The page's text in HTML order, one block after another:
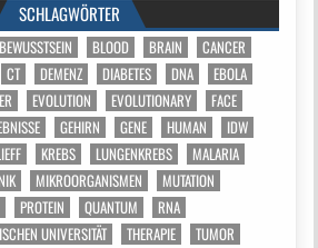
SCHLAGWÖRTER
BEWUSSTSEIN BLOOD BRAIN
CANCER
CT DEMENZ DIABETES DNA
EBOLA
EVOLUTION EVOLUTIONARY
FACE
GEHIRN GENE HUMAN
IDW
KREBS LUNGENKREBS
MALARIA
MIKROORGANISMEN
MUTATION
PROTEIN QUANTUM
RNA
UNIVERSITÄT THERAPIE
TUMOR